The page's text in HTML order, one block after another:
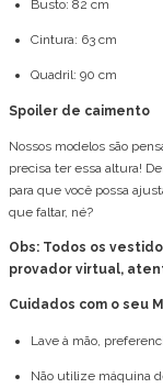
Busto: 82 cm
Cintura: 63 cm
Quadril: 90 cm
Spoiler de caimento
Nossos modelos são
precisa ter essa altura!
para que você possa
que faltar, né?
Obs: Todos os
provador virtual,
Cuidados com o seu
Lave à mão,
Não utilize máquina